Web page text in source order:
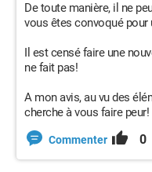
De toute manière, il ne
vous êtes convoqué
Il est censé faire une
ne fait pas!
A mon avis, au vu des
cherche à vous faire peur!
Commenter 0